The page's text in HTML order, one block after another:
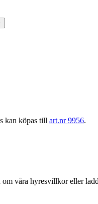
kan köpas till art.nr 9956.
våra hyresvillkor eller